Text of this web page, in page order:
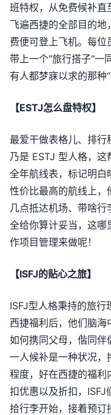
班特权，从免费候补直
飞遍西捷的全部目的
费便可登上飞机。每
带上一个"旅行搭子"一
有人都梦寐以求的那种
【ESTJ怎么盘特权】
最爱干做表格儿、排行
乃是 ESTJ 型人格，
全年航线表，标记明白
性价比最高的航线上，
几点抵达机场、带啥行
全给你算计妥当，这哪
作项目管理来做呢！
【ISFJ的贴心之旅】
ISFJ型人格秉持的旅
西捷福利后，他们脑
如何携同父母，偕同伴
一人候补是一种状况，
程度，好在西捷的福利
扣优惠以及折扣，
拾行李开始，接着预订